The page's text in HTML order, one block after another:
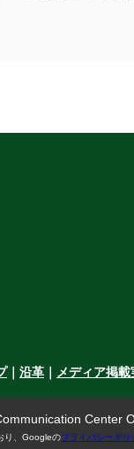
｜ 沿革 メディア掲載
Center
り、Googleのプライバシーポリ